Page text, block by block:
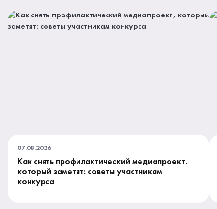
07.08.2026
Как снять профилактический медиапроект,
который заметят: советы участникам
конкурса